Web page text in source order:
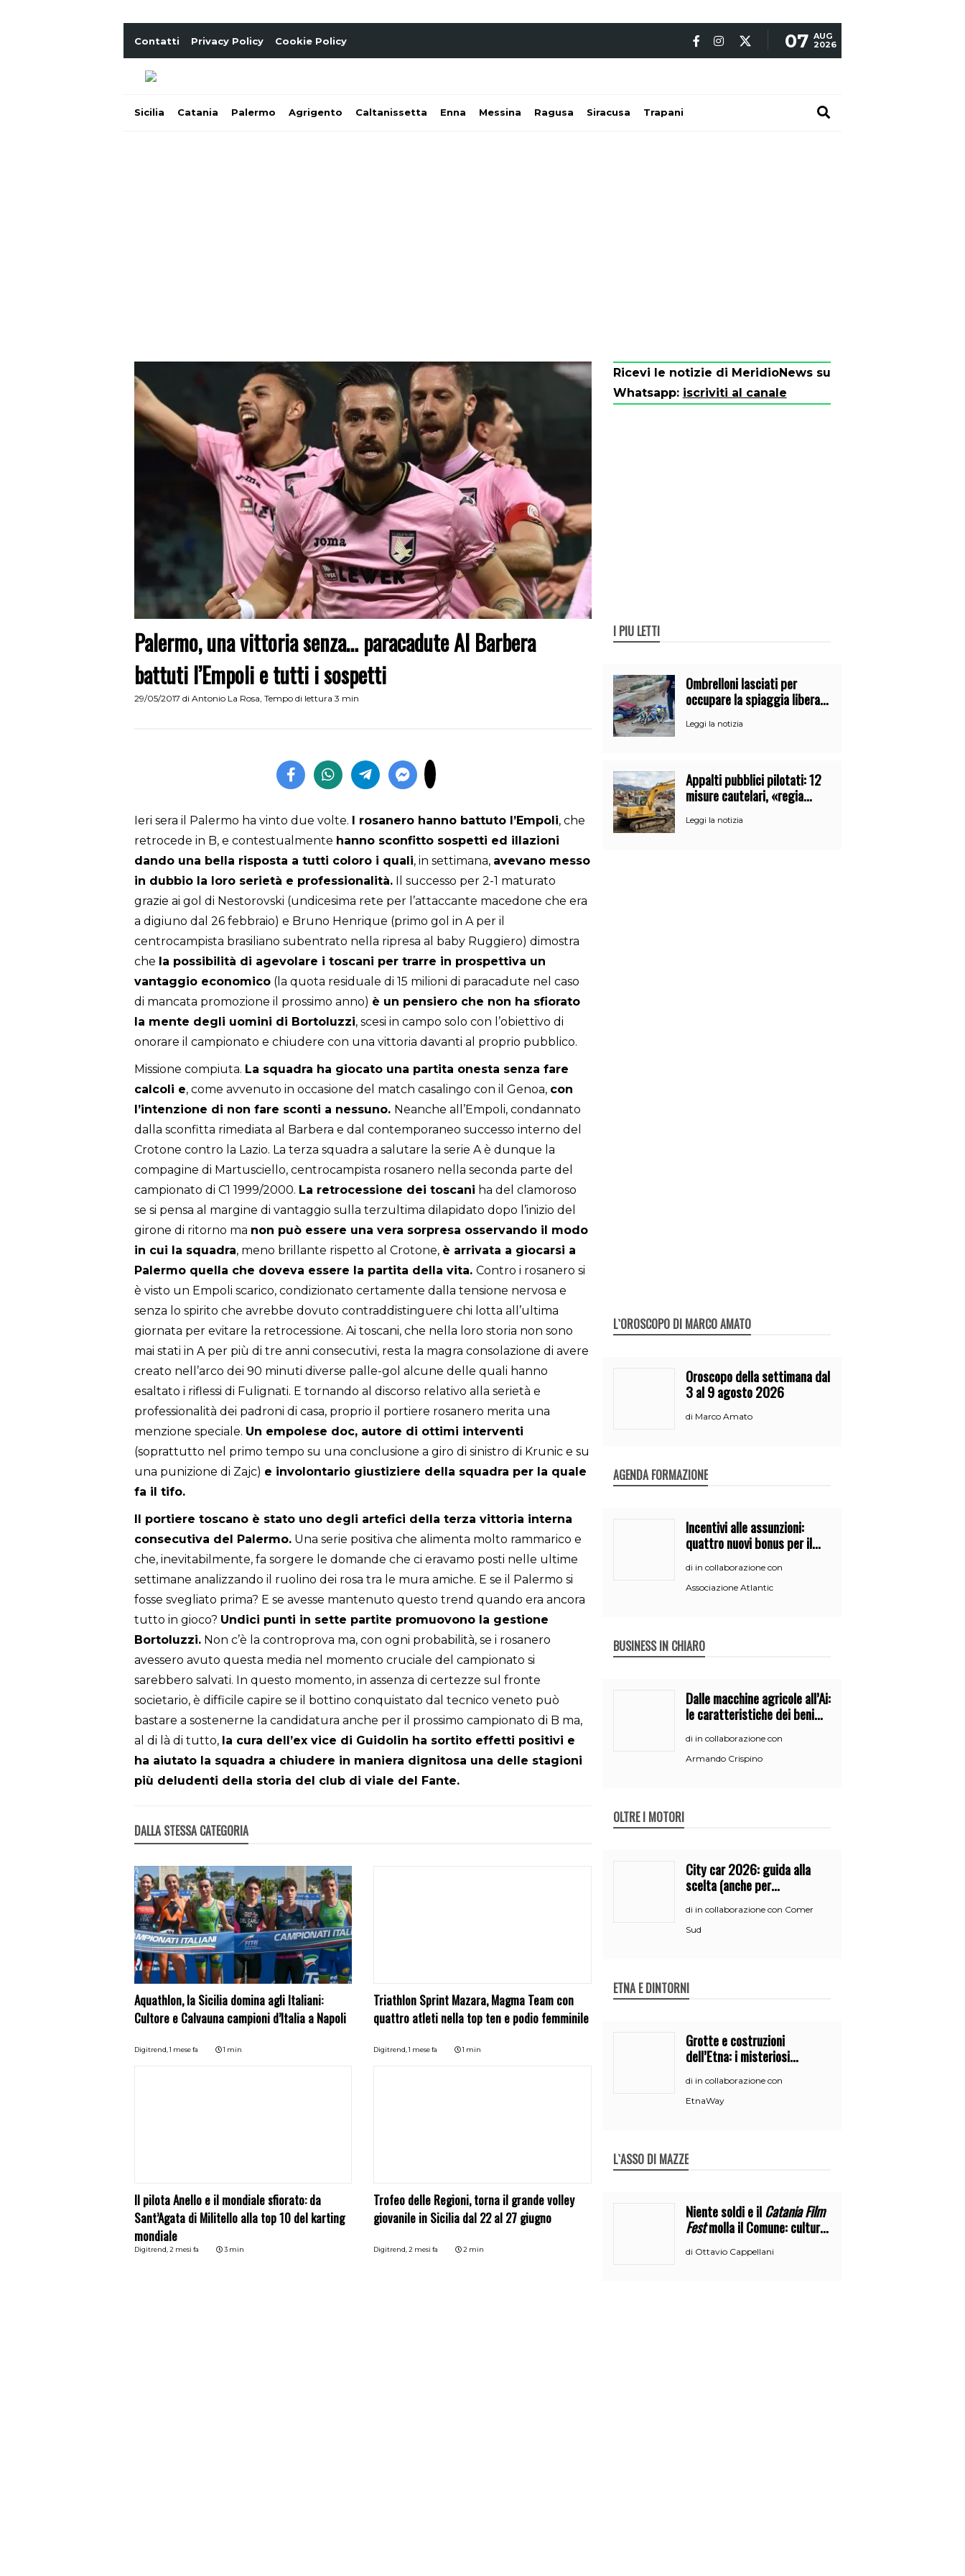
Contatti Privacy Policy Cookie Policy 07 AUG
2026
Sicilia Catania Palermo Agrigento Caltanissetta Enna Messina Ragusa Siracusa Trapani
Palermo, una vittoria senza… paracadute Al Barbera
battuti l’Empoli e tutti i sospetti
29/05/2017 di Antonio La Rosa, Tempo di lettura 3 min
Ieri sera il Palermo ha vinto due volte. I rosanero hanno battuto l’Empoli, che
retrocede in B, e contestualmente hanno sconfitto sospetti ed illazioni
dando una bella risposta a tutti coloro i quali, in settimana, avevano messo
in dubbio la loro serietà e professionalità. Il successo per 2-1 maturato
grazie ai gol di Nestorovski (undicesima rete per l’attaccante macedone che era
a digiuno dal 26 febbraio) e Bruno Henrique (primo gol in A per il
centrocampista brasiliano subentrato nella ripresa al baby Ruggiero) dimostra
che la possibilità di agevolare i toscani per trarre in prospettiva un
vantaggio economico (la quota residuale di 15 milioni di paracadute nel caso
di mancata promozione il prossimo anno) è un pensiero che non ha sfiorato
la mente degli uomini di Bortoluzzi, scesi in campo solo con l’obiettivo di
onorare il campionato e chiudere con una vittoria davanti al proprio pubblico.
Missione compiuta. La squadra ha giocato una partita onesta senza fare
calcoli e, come avvenuto in occasione del match casalingo con il Genoa, con
l’intenzione di non fare sconti a nessuno. Neanche all’Empoli, condannato
dalla sconfitta rimediata al Barbera e dal contemporaneo successo interno del
Crotone contro la Lazio. La terza squadra a salutare la serie A è dunque la
compagine di Martusciello, centrocampista rosanero nella seconda parte del
campionato di C1 1999/2000. La retrocessione dei toscani ha del clamoroso
se si pensa al margine di vantaggio sulla terzultima dilapidato dopo l’inizio del
girone di ritorno ma non può essere una vera sorpresa osservando il modo
in cui la squadra, meno brillante rispetto al Crotone, è arrivata a giocarsi a
Palermo quella che doveva essere la partita della vita. Contro i rosanero si
è visto un Empoli scarico, condizionato certamente dalla tensione nervosa e
senza lo spirito che avrebbe dovuto contraddistinguere chi lotta all’ultima
giornata per evitare la retrocessione. Ai toscani, che nella loro storia non sono
mai stati in A per più di tre anni consecutivi, resta la magra consolazione di avere
creato nell’arco dei 90 minuti diverse palle-gol alcune delle quali hanno
esaltato i riflessi di Fulignati. E tornando al discorso relativo alla serietà e
professionalità dei padroni di casa, proprio il portiere rosanero merita una
menzione speciale. Un empolese doc, autore di ottimi interventi
(soprattutto nel primo tempo su una conclusione a giro di sinistro di Krunic e su
una punizione di Zajc) e involontario giustiziere della squadra per la quale
fa il tifo.
Il portiere toscano è stato uno degli artefici della terza vittoria interna
consecutiva del Palermo. Una serie positiva che alimenta molto rammarico e
che, inevitabilmente, fa sorgere le domande che ci eravamo posti nelle ultime
settimane analizzando il ruolino dei rosa tra le mura amiche. E se il Palermo si
fosse svegliato prima? E se avesse mantenuto questo trend quando era ancora
tutto in gioco? Undici punti in sette partite promuovono la gestione
Bortoluzzi. Non c’è la controprova ma, con ogni probabilità, se i rosanero
avessero avuto questa media nel momento cruciale del campionato si
sarebbero salvati. In questo momento, in assenza di certezze sul fronte
societario, è difficile capire se il bottino conquistato dal tecnico veneto può
bastare a sostenerne la candidatura anche per il prossimo campionato di B ma,
al di là di tutto, la cura dell’ex vice di Guidolin ha sortito effetti positivi e
ha aiutato la squadra a chiudere in maniera dignitosa una delle stagioni
più deludenti della storia del club di viale del Fante.
DALLA STESSA CATEGORIA
Aquathlon, la Sicilia domina agli Italiani:
Cultore e Calvauna campioni d’Italia a Napoli
Digitrend,1 mese fa 1 min
Triathlon Sprint Mazara, Magma Team con
quattro atleti nella top ten e podio femminile
Digitrend,1 mese fa 1 min
Il pilota Anello e il mondiale sfiorato: da
Sant’Agata di Militello alla top 10 del karting
mondiale
Digitrend, 2 mesi fa 3 min
Trofeo delle Regioni, torna il grande volley
giovanile in Sicilia dal 22 al 27 giugno
Digitrend,2 mesi fa 2 min
Ricevi le notizie di MeridioNews su
Whatsapp: iscriviti al canale
I PIÙ LETTI
Ombrelloni lasciati per
occupare la spiaggia libera.
Costiera
Leggi la notizia
Appalti pubblici pilotati: 12
misure cautelari, «regia
clan
Leggi la notizia
L`OROSCOPO DI MARCO AMATO
Oroscopo della settimana dal
3 al 9 agosto 2026
di Marco Amato
AGENDA FORMAZIONE
Incentivi alle assunzioni:
quattro nuovi bonus per il
di in collaborazione con
Associazione Atlantic
BUSINESS IN CHIARO
Dalle macchine agricole all’Ai:
le caratteristiche dei beni
all’iperammortamento
di in collaborazione con
Armando Crispino
OLTRE I MOTORI
City car 2026: guida alla
scelta (anche per
neopatentati)
di in collaborazione con Comer
Sud
ETNA E DINTORNI
Grotte e costruzioni
dell’Etna: i misteriosi
di in collaborazione con
EtnaWay
L`ASSO DI MAZZE
Niente soldi e ilCatania Film
Festmolla il Comune: cultura
di Ottavio Cappellani